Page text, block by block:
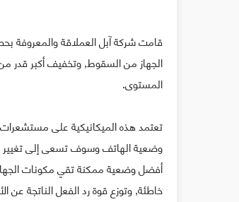
قامت شركة آبل العملاقة والمعروفة
الجهاز من السقوط, وتخفيف أكبر قدر
المستوى.
تعتمد هذه الميكانيكية على
وضعية الهاتف وسوف تسعى إلى تغيير
أفضل وضعية ممكنة تقي مكونات
خاطئة, وتوزع قوة رد الفعل الناتجة عن